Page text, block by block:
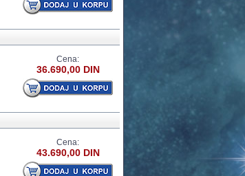
Cena:
36.690,00 DIN
Cena:
43.690,00 DIN